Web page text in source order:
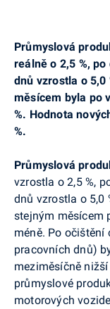
Průmyslová
reálně o 2,5 %,
dnů vzrostla o 5,0
měsícem byla po
%. Hodnota
%.
Průmyslová
vzrostla o 2,5 %,
dnů vzrostla o 5,0
stejným měsícem
méně. Po
pracovních dnů)
meziměsíčně nižší
průmyslové
motorových